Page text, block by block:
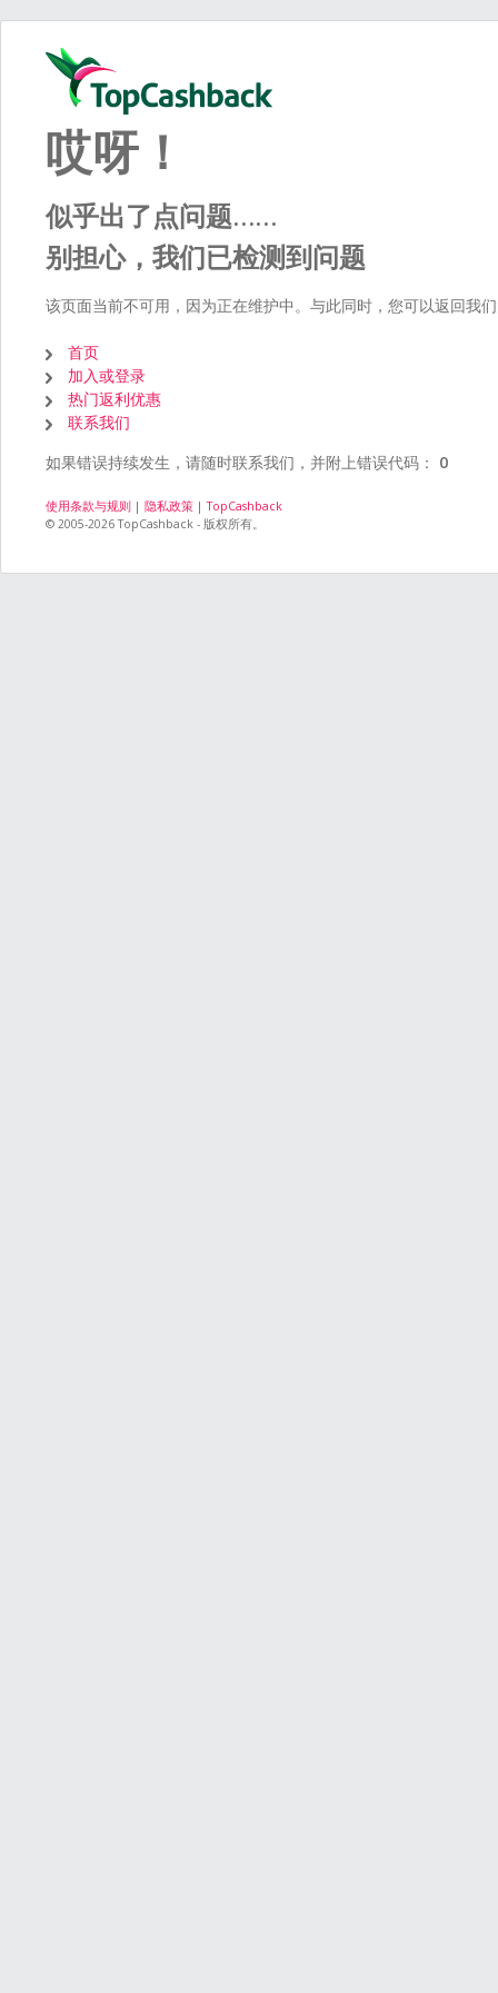
哎呀！
似乎出了点问题……
别担心，我们已检测到问题
该页面当前不可用，因为正在维护中。与此同时，您可以返回我
首页
加入或登录
热门返利优惠
联系我们
如果错误持续发生，请随时联系我们，并附上错误代码： 0
使用条款与规则 | 隐私政策 |TopCashback
© 2005-2026 TopCashback - 版权所有。